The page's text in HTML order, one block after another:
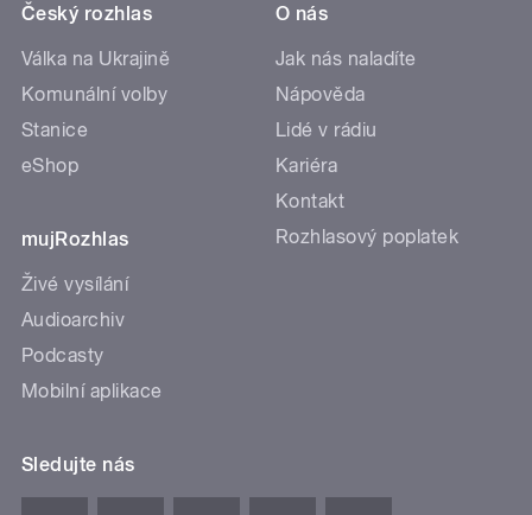
Český rozhlas
Válka na Ukrajině
Komunální volby
Stanice
eShop
mujRozhlas
Živé vysílání
Audioarchiv
Podcasty
Mobilní aplikace
O nás
Jak nás naladíte
Nápověda
Lidé v rádiu
Kariéra
Kontakt
Rozhlasový poplatek
Sledujte nás